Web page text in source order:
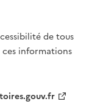
de tous
informations